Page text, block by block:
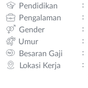
Pendidikan :
Pengalaman
:
Gender
:
Umur
:
Besaran Gaji
:
Lokasi Kerja
: